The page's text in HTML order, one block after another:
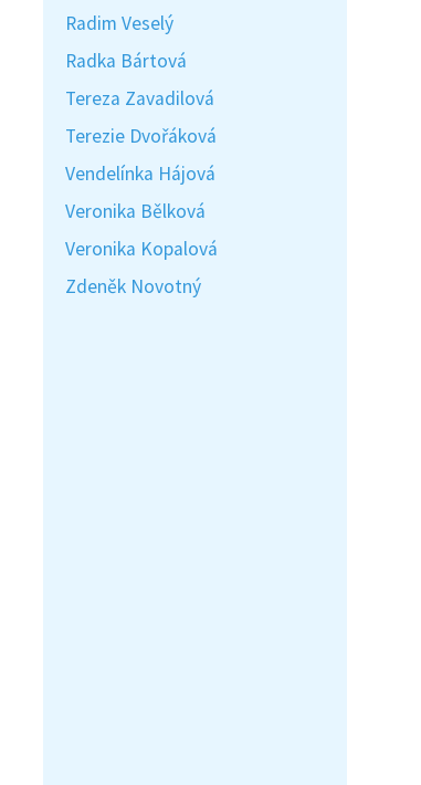
Radim Veselý
Radka Bártová
Tereza Zavadilová
Terezie Dvořáková
Vendelínka Hájová
Veronika Bělková
Veronika Kopalová
Zdeněk Novotný